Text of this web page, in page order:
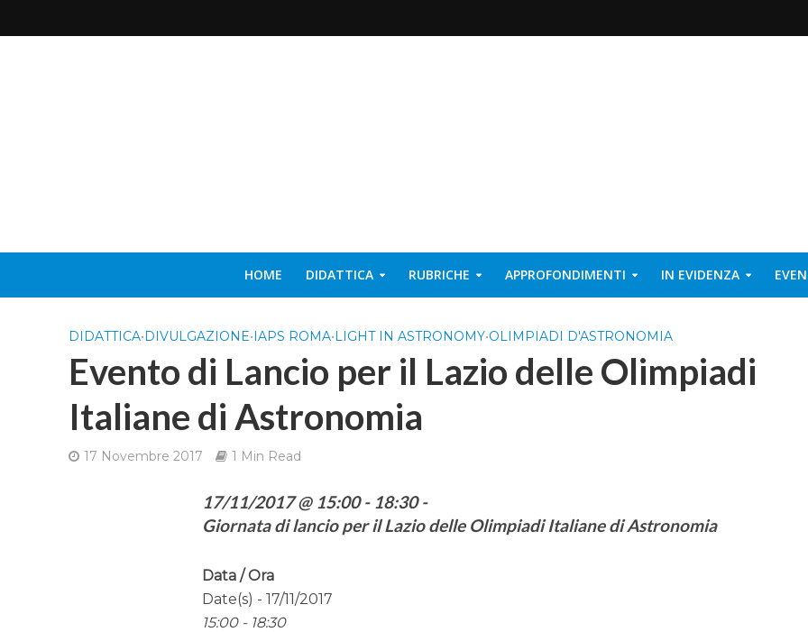
HOME DIDATTICA RUBRICHE APPROFONDIMENTI IN EVIDENZA
DIDATTICA•DIVULGAZIONE•IAPS ROMA•LIGHT IN ASTRONOMY•OLIMPIADI D'ASTRONOMIA
Evento di Lancio per il Lazio delle Olimpiadi
Italiane di Astronomia
17 Novembre 2017 1 Min Read
17/11/2017 @ 15:00 - 18:30 -
Giornata di lancio per il Lazio delle Olimpiadi Italiane di Astronomia
Data / Ora
Date(s) - 17/11/2017
15:00 - 18:30